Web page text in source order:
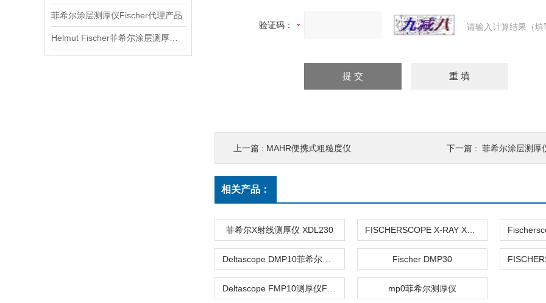
菲希尔涂层测厚仪Fischer代理产品
验证码： 请输入计算结果（
上一篇 : MAHR便携式粗糙度仪 下一篇 : 菲希尔涂层测厚
相关产品：
菲希尔X射线测厚仪 XDL230
Fischer DMP30
mp0菲希尔测厚仪